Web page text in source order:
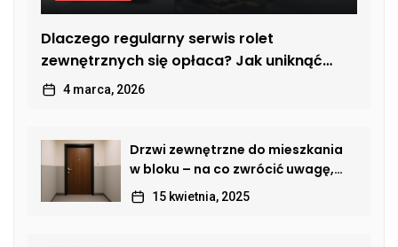
Dlaczego regularny serwis rolet
zewnętrznych się opłaca? Jak uniknąć
kosztownych usterek
4 marca, 2026
Drzwi zewnętrzne do mieszkania
w bloku – na co zwrócić uwagę,
by połączyć bezpieczeństwo,
estetykę i komfort?
15 kwietnia, 2025